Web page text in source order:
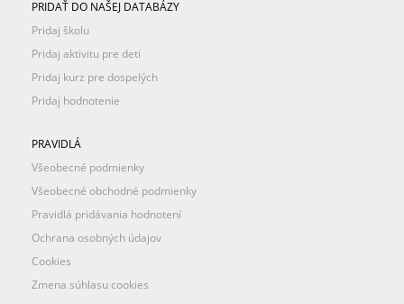
PRIDAŤ DO NAŠEJ DATABÁZY
Pridaj školu
Pridaj aktivitu pre deti
Pridaj kurz pre dospelých
Pridaj hodnotenie
PRAVIDLÁ
Všeobecné podmienky
Všeobecné obchodné podmienky
Pravidlá pridávania hodnotení
Ochrana osobných údajov
Cookies
Zmena súhlasu cookies